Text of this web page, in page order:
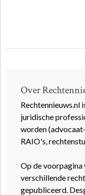
Over
Rechtennieuws.nl
juridische
worden
RAIO's,
Op de
verschillende
gepubliceerd.